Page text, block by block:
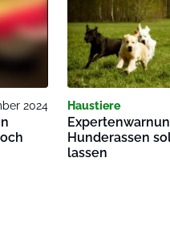
2024 Haustiere
Hunderassen
lassen